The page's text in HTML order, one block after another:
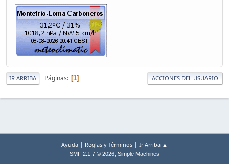
IR ARRIBA Páginas 1 ACCIONES DEL USUARIO
Ayuda | Reglas y Términos | Ir Arriba ▲
SMF 2.1.7 © 2026, Simple Machines